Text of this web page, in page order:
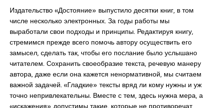
Издательство «Достояние» выпустило десятки книг, в том
числе несколько электронных. За годы работы мы
выработали свои подходы и принципы. Редактируя книгу,
стремимся прежде всего помочь автору осуществить его
замысел, сделать так, чтобы его послание было услышано
читателем. Сохранить своеобразие текста, речевую манеру
автора, даже если она кажется ненормативной, мы считаем
важной задачей. «Гладкие» тексты вряд ли кому нужны и уж
точно непривлекательны. Вместе с тем, здесь нужна мера, а